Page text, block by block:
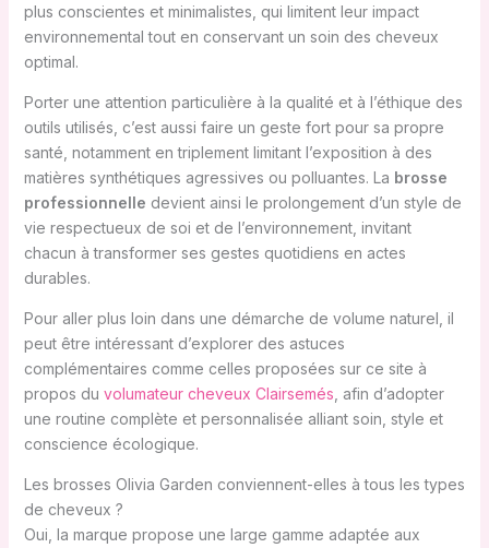
plus conscientes et minimalistes, qui limitent leur impact
environnemental tout en conservant un soin des cheveux
optimal.
Porter une attention particulière à la qualité et à l’éthique des
outils utilisés, c’est aussi faire un geste fort pour sa propre
santé, notamment en triplement limitant l’exposition à des
matières synthétiques agressives ou polluantes. La brosse
professionnelle devient ainsi le prolongement d’un style de
vie respectueux de soi et de l’environnement, invitant
chacun à transformer ses gestes quotidiens en actes
durables.
Pour aller plus loin dans une démarche de volume naturel, il
peut être intéressant d’explorer des astuces
complémentaires comme celles proposées sur ce site à
propos du volumateur cheveux Clairsemés , afin d’adopter
une routine complète et personnalisée alliant soin, style et
conscience écologique.
Les brosses Olivia Garden conviennent-elles à tous les types
de cheveux ?
Oui, la marque propose une large gamme adaptée aux